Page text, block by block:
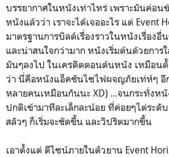
บรรยากาศในหนังเท่าไหร่ เพราะมันค่อน
หนังแล้วว่า เราจะได้เจออะไร แต่ Event
มาตรฐานการบิลด์เรื่องราวในหนังเรื่องอื่
และน่าสนใจกว่ามาก หนังเริ่มต้นด้วยการ
มันๆลงไป ในเครดิตตอนต้นหนัง เหมือนตั้
ว่า นี่คือหนังแอ็คชันไซไฟผจญภัยเท่ห์ๆ อี
หลายคนเหมือนกันนะ XD) ...จนกระทั่งห
ปกติเข้ามาทีละเล็กละน้อย ที่ค่อยๆไต่ระดั
สลัวๆ ก็เริ่มจะชัดขึ้น และวิปริตมากขึ้น
เอาตั้งแต่ ดีไซน์ภายในตัวยาน Event